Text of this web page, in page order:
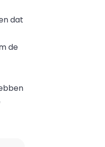
dat
de